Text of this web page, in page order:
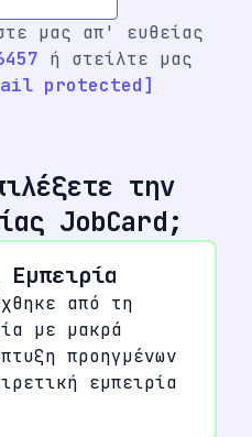
μας απ' ευθείας
ή στείλτε μας
protected]
την
JobCard;
από τη
με μακρά
προηγμένων
εμπειρία